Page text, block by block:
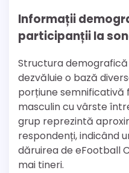
Informații
participanții la
Structura
dezvăluie o bază
porțiune semnificativă
masculin cu vârste
grup reprezintă
respondenți, indicând
dăruirea de eFootball
mai tineri.